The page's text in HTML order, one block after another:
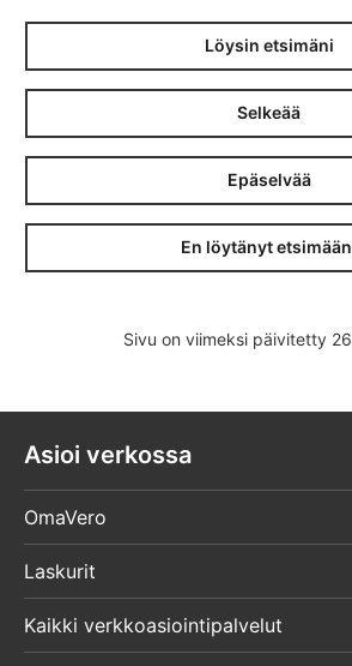
Löysin etsimäni
Selkeää
Epäselvää
En löytänyt
Sivu on viimeksi päivitetty
Asioi verkossa
OmaVero
Laskurit
Kaikki verkkoasiointipalvelut